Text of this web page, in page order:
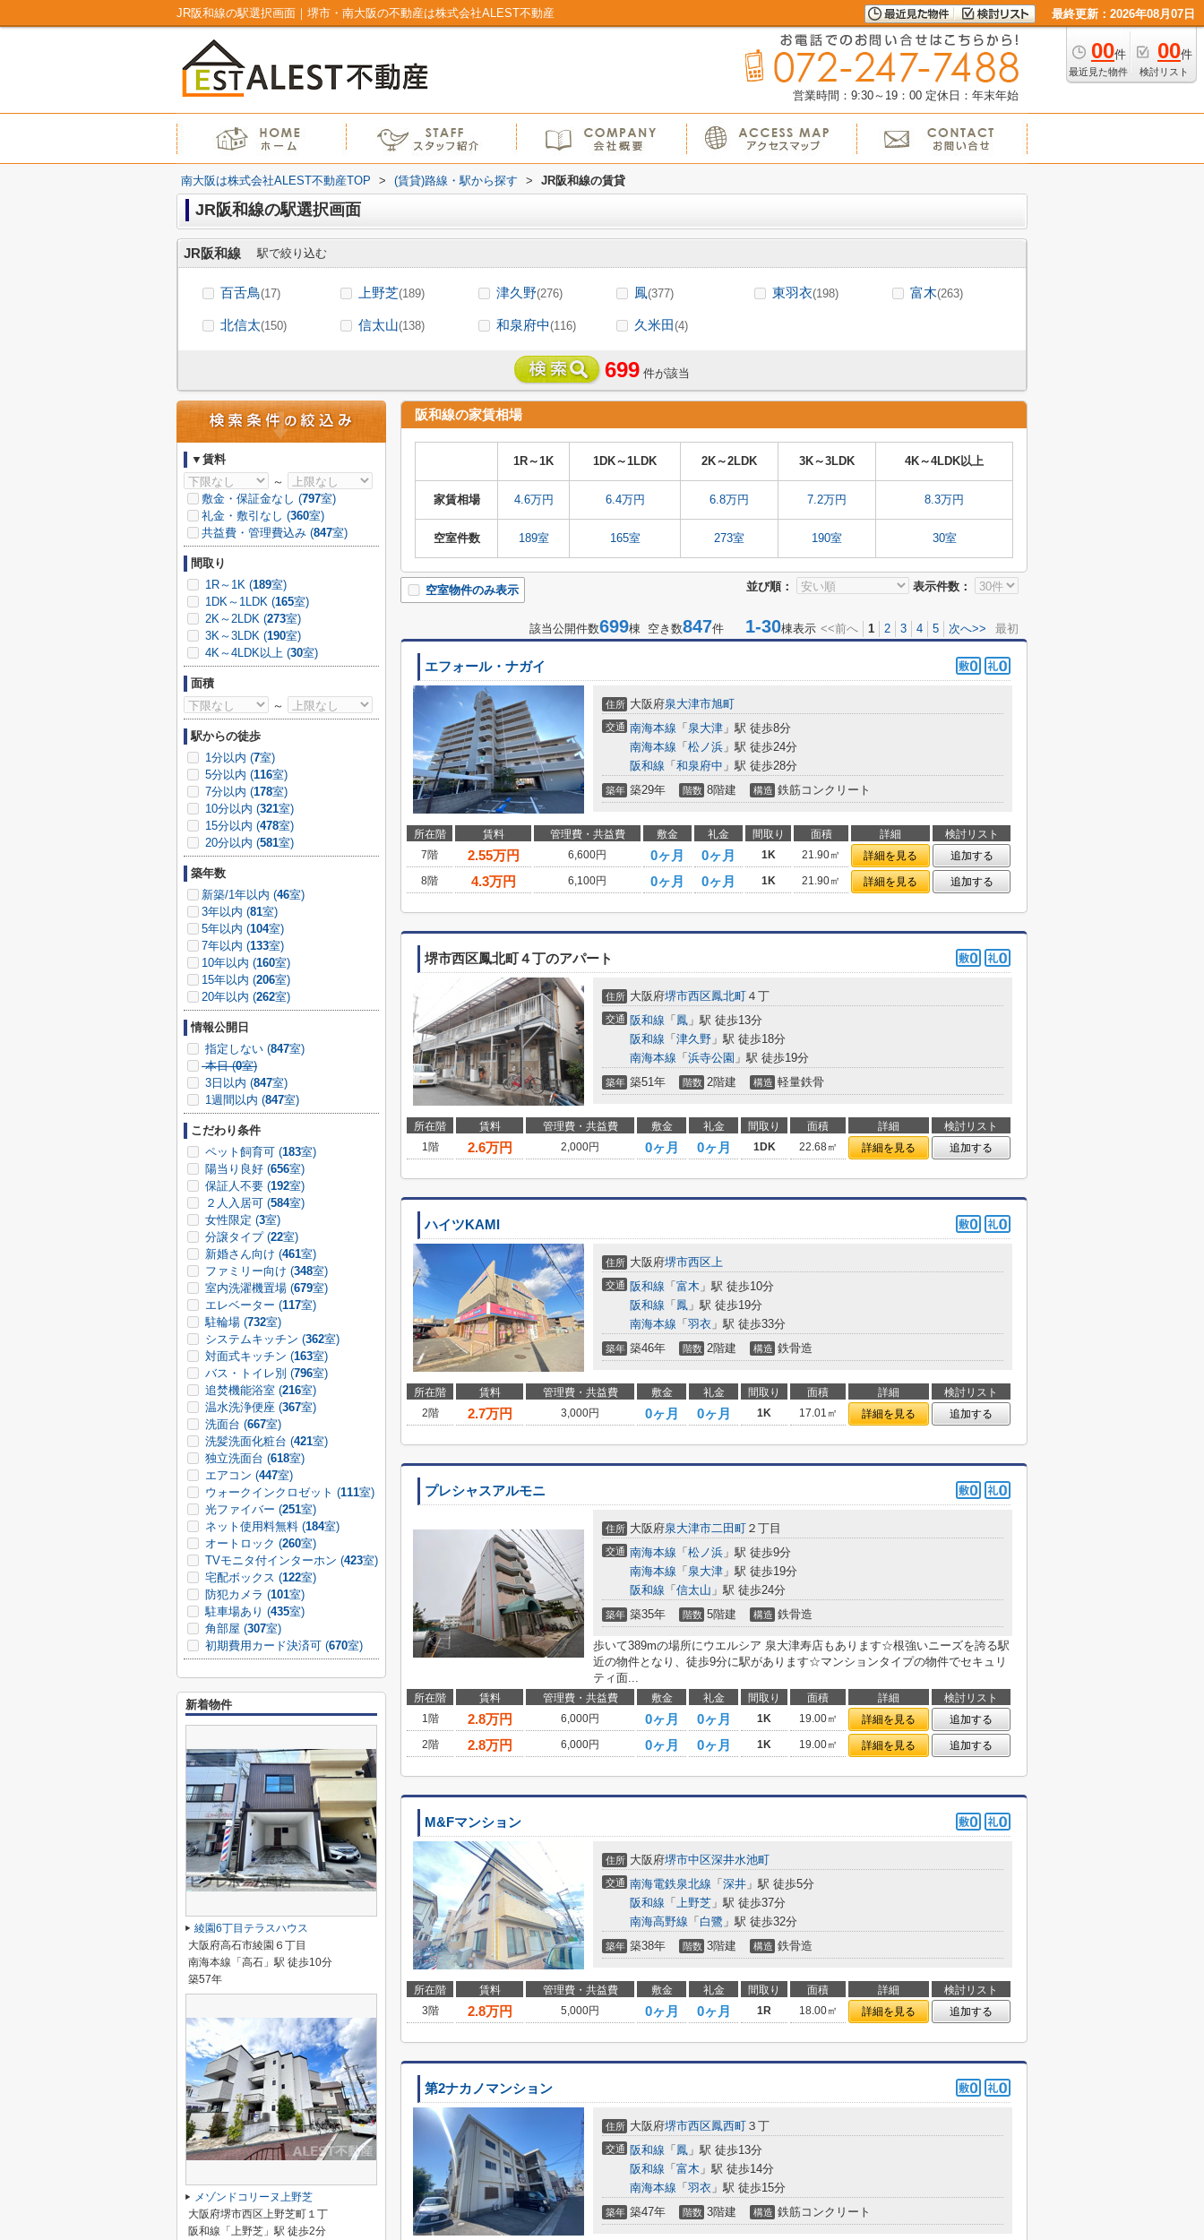
JR阪和線の駅選択画面｜堺市・南大阪の不動産は株式会社ALEST不動産 最終更新：2026年08月07日
00件
最近見た物件
00件
検討リスト
営業時間：9:30～19：00 定休日：年末年始
南大阪は株式会社ALEST不動産TOP > (賃貸)路線・駅から探す > JR阪和線の賃貸
JR阪和線の駅選択画面
JR阪和線 駅で絞り込む
百舌鳥(17) 上野芝(189) 津久野(276) 鳳(377) 東羽衣(198) 富木(263)
北信太(150) 信太山(138) 和泉府中(116) 久米田(4)
699 件が該当
阪和線の家賃相場
1R～1K 1DK～1LDK 2K～2LDK 3K～3LDK 4K～4LDK以上
家賃相場 4.6万円 6.4万円 6.8万円 7.2万円 8.3万円
空室件数 189室 165室 273室 190室 30室
並び順： 表示件数：
空室物件のみ表示
該当公開件数699棟 空き数847件 1-30棟表示 <<前へ 1 2 3 4 5 次へ>> 最初
エフォール・ナガイ
住所 大阪府泉大津市旭町
交通 南海本線 「 泉大津 」駅 徒歩8分
南海本線 「 松ノ浜 」駅 徒歩24分
阪和線 「 和泉府中 」駅 徒歩28分
築年 築29年 階数 8階建 構造 鉄筋コンクリート
所在階 賃料 管理費・共益費 敷金 礼金 間取り 面積 詳細
検討リスト
7階
2.55万円 6,600円 0ヶ月 0ヶ月 1K 21.90㎡ 詳細を見る
追加する
8階
4.3万円 6,100円 0ヶ月 0ヶ月 1K 21.90㎡ 詳細を見る 追加する
堺市西区鳳北町４丁のアパート
住所 大阪府堺市西区鳳北町 ４丁
交通 阪和線 「 鳳 」駅 徒歩13分
阪和線 「 津久野 」駅 徒歩18分
南海本線 「 浜寺公園 」駅 徒歩19分
築年 築51年 階数 2階建 構造 軽量鉄骨
所在階 賃料 管理費・共益費 敷金 礼金 間取り 面積 詳細
検討リスト
1階
2.6万円 2,000円 0ヶ月 0ヶ月 1DK 22.68㎡ 詳細を見る 追加する
ハイツKAMI
住所 大阪府堺市西区上
交通 阪和線 「 富木 」駅 徒歩10分
阪和線 「 鳳 」駅 徒歩19分
南海本線 「 羽衣 」駅 徒歩33分
築年 築46年 階数 2階建 構造 鉄骨造
所在階 賃料 管理費・共益費 敷金 礼金 間取り 面積 詳細
検討リスト
2階
2.7万円 3,000円 0ヶ月 0ヶ月 1K 17.01㎡ 詳細を見る 追加する
プレシャスアルモニ
住所 大阪府泉大津市二田町 ２丁目
交通 南海本線 「 松ノ浜 」駅 徒歩9分
南海本線 「 泉大津 」駅 徒歩19分
阪和線 「 信太山 」駅 徒歩24分
築年 築35年 階数 5階建 構造 鉄骨造
歩いて389mの場所にウエルシア 泉大津寿店もあります☆根強いニーズを誇る駅
近の物件となり、徒歩9分に駅があります☆マンションタイプの物件でセキュリ
ティ面...
所在階 賃料 管理費・共益費 敷金 礼金 間取り 面積 詳細
検討リスト
1階
2.8万円 6,000円 0ヶ月 0ヶ月 1K 19.00㎡ 詳細を見る
追加する
2階
2.8万円 6,000円 0ヶ月 0ヶ月 1K 19.00㎡ 詳細を見る 追加する
M&Fマンション
住所 大阪府堺市中区深井水池町
交通 南海電鉄泉北線 「 深井 」駅 徒歩5分
阪和線 「 上野芝 」駅 徒歩37分
南海高野線 「 白鷺 」駅 徒歩32分
築年 築38年 階数 3階建 構造 鉄骨造
所在階 賃料 管理費・共益費 敷金 礼金 間取り 面積 詳細
検討リスト
3階
2.8万円 5,000円 0ヶ月 0ヶ月 1R 18.00㎡ 詳細を見る 追加する
第2ナカノマンション
住所 大阪府堺市西区鳳西町 ３丁
交通 阪和線 「 鳳 」駅 徒歩13分
阪和線 「 富木 」駅 徒歩14分
南海本線 「 羽衣 」駅 徒歩15分
築年 築47年 階数 3階建 構造 鉄筋コンクリート
▼賃料
～
敷金・保証金なし (797室)
礼金・敷引なし (360室)
共益費・管理費込み (847室)
間取り
1R～1K (189室)
1DK～1LDK (165室)
2K～2LDK (273室)
3K～3LDK (190室)
4K～4LDK以上 (30室)
面積
～
駅からの徒歩
1分以内 (7室)
5分以内 (116室)
7分以内 (178室)
10分以内 (321室)
15分以内 (478室)
20分以内 (581室)
築年数
新築/1年以内 (46室)
3年以内 (81室)
5年以内 (104室)
7年以内 (133室)
10年以内 (160室)
15年以内 (206室)
20年以内 (262室)
情報公開日
指定しない (847室)
本日 (0室)
3日以内 (847室)
1週間以内 (847室)
こだわり条件
ペット飼育可 (183室)
陽当り良好 (656室)
保証人不要 (192室)
２人入居可 (584室)
女性限定 (3室)
分譲タイプ (22室)
新婚さん向け (461室)
ファミリー向け (348室)
室内洗濯機置場 (679室)
エレベーター (117室)
駐輪場 (732室)
システムキッチン (362室)
対面式キッチン (163室)
バス・トイレ別 (796室)
追焚機能浴室 (216室)
温水洗浄便座 (367室)
洗面台 (667室)
洗髪洗面化粧台 (421室)
独立洗面台 (618室)
エアコン (447室)
ウォークインクロゼット (111室)
光ファイバー (251室)
ネット使用料無料 (184室)
オートロック (260室)
TVモニタ付インターホン (423室)
宅配ボックス (122室)
防犯カメラ (101室)
駐車場あり (435室)
角部屋 (307室)
初期費用カード決済可 (670室)
新着物件
綾園6丁目テラスハウス
大阪府高石市綾園６丁目
南海本線「高石」駅 徒歩10分
築57年
メゾンドコリーヌ上野芝
大阪府堺市西区上野芝町１丁
阪和線「上野芝」駅 徒歩2分